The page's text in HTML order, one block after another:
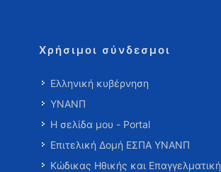
Χρήσιμοι σύνδεσμοι
Ελληνική κυβέρνηση
ΥΝΑΝΠ
Η σελίδα μου - Portal
Επιτελική Δομή ΕΣΠΑ ΥΝΑΝΠ
Κώδικας Ηθικής και